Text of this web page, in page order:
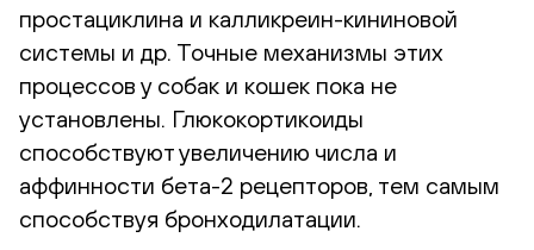
простациклина и калликреин-кининовой
системы и др. Точные механизмы этих
процессов у собак и кошек пока не
установлены. Глюкокортикоиды
способствуют увеличению числа и
аффинности бета-2 рецепторов, тем самым
способствуя бронходилатации.